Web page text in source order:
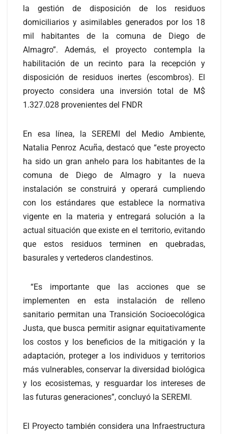
la gestión de disposición de los residuos
domiciliarios y asimilables generados por los 18
mil habitantes de la comuna de Diego de
Almagro”. Además, el proyecto contempla la
habilitación de un recinto para la recepción y
disposición de residuos inertes (escombros). El
proyecto considera una inversión total de M$
1.327.028 provenientes del FNDR
En esa línea, la SEREMI del Medio Ambiente,
Natalia Penroz Acuña, destacó que “este proyecto
ha sido un gran anhelo para los habitantes de la
comuna de Diego de Almagro y la nueva
instalación se construirá y operará cumpliendo
con los estándares que establece la normativa
vigente en la materia y entregará solución a la
actual situación que existe en el territorio, evitando
que estos residuos terminen en quebradas,
basurales y vertederos clandestinos.
“Es importante que las acciones que se
implementen en esta instalación de relleno
sanitario permitan una Transición Socioecológica
Justa, que busca permitir asignar equitativamente
los costos y los beneficios de la mitigación y la
adaptación, proteger a los individuos y territorios
más vulnerables, conservar la diversidad biológica
y los ecosistemas, y resguardar los intereses de
las futuras generaciones”, concluyó la SEREMI.
El Proyecto también considera una Infraestructura